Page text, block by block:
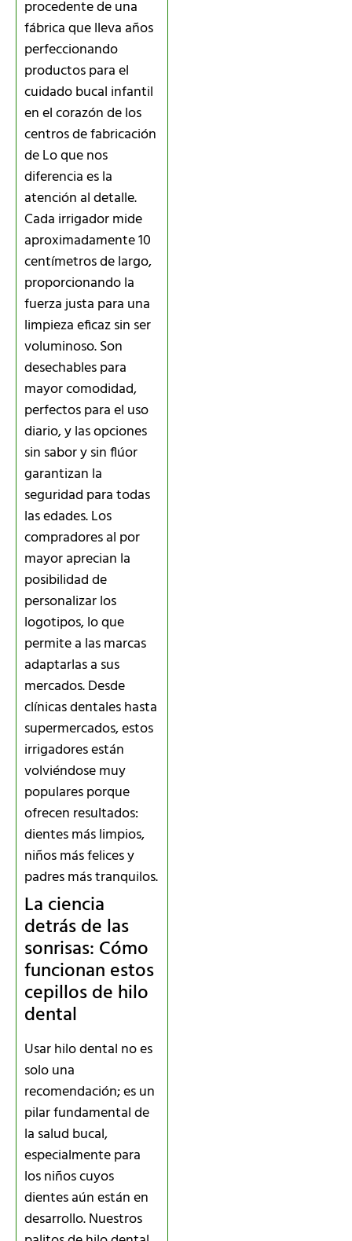
procedente de una
fábrica que lleva años
perfeccionando
productos para el
cuidado bucal infantil
en el corazón de los
centros de fabricación
de Lo que nos
diferencia es la
atención al detalle.
Cada irrigador mide
aproximadamente 10
centímetros de largo,
proporcionando la
fuerza justa para una
limpieza eficaz sin ser
voluminoso. Son
desechables para
mayor comodidad,
perfectos para el uso
diario, y las opciones
sin sabor y sin flúor
garantizan la
seguridad para todas
las edades. Los
compradores al por
mayor aprecian la
posibilidad de
personalizar los
logotipos, lo que
permite a las marcas
adaptarlas a sus
mercados. Desde
clínicas dentales hasta
supermercados, estos
irrigadores están
volviéndose muy
populares porque
ofrecen resultados:
dientes más limpios,
niños más felices y
padres más tranquilos.
La ciencia
detrás de las
sonrisas: Cómo
funcionan estos
cepillos de hilo
dental
Usar hilo dental no es
solo una
recomendación; es un
pilar fundamental de
la salud bucal,
especialmente para
los niños cuyos
dientes aún están en
desarrollo. Nuestros